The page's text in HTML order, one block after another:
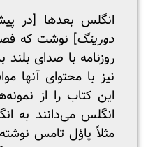
انگلس بعدها [در
دورینگ] نوشت که
روزنامه با صدای
نیز با محتوای آنها
این کتاب را از
انگلس می‌دانند به
مثلاً پاؤل تامس